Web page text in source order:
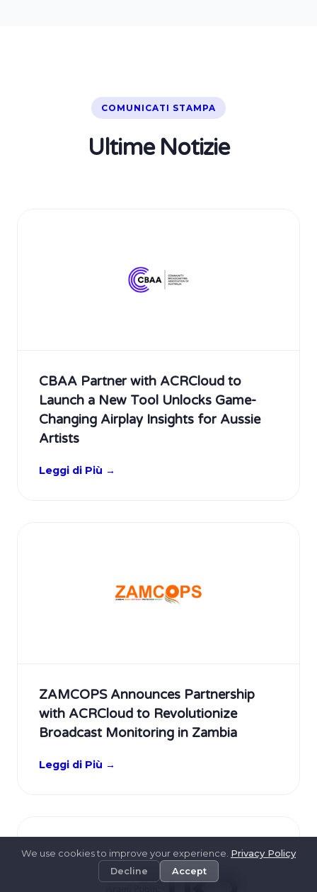
COMUNICATI STAMPA
Ultime Notizie
CBAA Partner with ACRCloud to
Launch a New Tool Unlocks Game-
Changing Airplay Insights for Aussie
Artists
Leggi di Più →
ZAMCOPS Announces Partnership
with ACRCloud to Revolutionize
Broadcast Monitoring in Zambia
Leggi di Più →
We use cookies to improve your experience. Privacy Policy
Decline Accept